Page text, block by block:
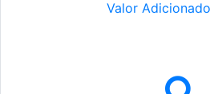
Valor